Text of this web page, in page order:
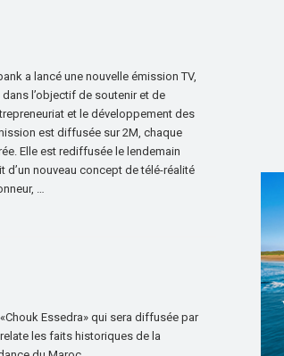
a lancé une nouvelle émission TV,
dans l’objectif de soutenir et de
et le développement des
est diffusée sur 2M, chaque
Elle est rediffusée le lendemain
d’un nouveau concept de télé-réalité
…
Essedra» qui sera diffusée par
les faits historiques de la